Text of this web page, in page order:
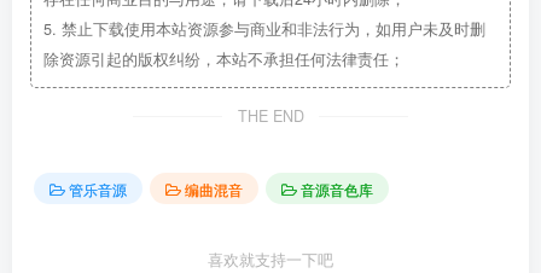
5. 禁止下载使用本站资源参与商业和非法行为，如用户未及时删
除资源引起的版权纠纷，本站不承担任何法律责任；
THE END
管乐音源 编曲混音 音源音色库
喜欢就支持一下吧